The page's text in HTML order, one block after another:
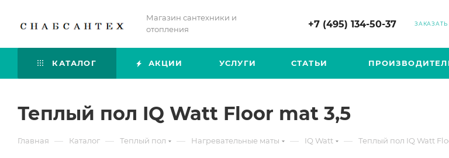
Магазин сантехники и
отопления
+7 (495) 134-50-37
КАТАЛОГ АКЦИИ УСЛУГИ СТАТЬИ
Теплый пол IQ Watt Floor mat 3,5
Главная — Каталог — Теплый пол — Нагревательные маты — IQ Watt — Теплый пол IQ Watt